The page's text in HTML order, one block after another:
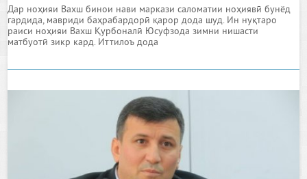
Дар ноҳияи Вахш бинои нави маркази саломатии ноҳиявӣ бунёд
гардида, мавриди баҳрабардорӣ қарор дода шуд. Ин нуқтаро
раиси ноҳияи Вахш Қурбоналӣ Юсуфзода зимни нишасти
матбуотӣ зикр кард. Иттилоъ дода